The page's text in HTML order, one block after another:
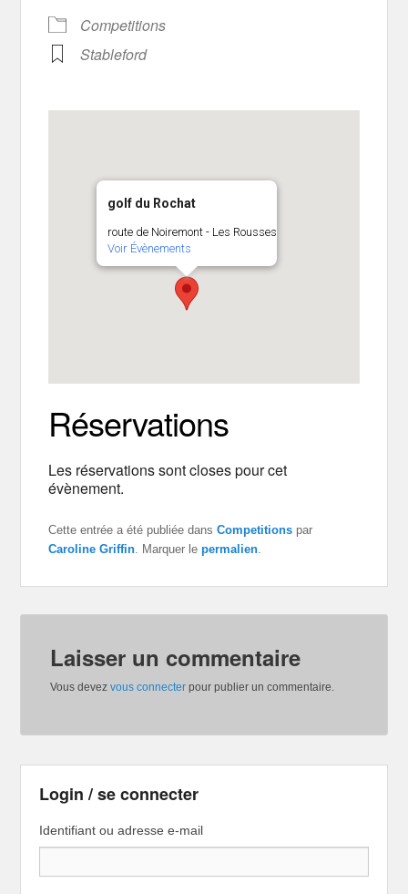
Competitions
Stableford
golf du Rochat
route de Noiremont - Les Rousses
Voir Évènements
Réservations
Les réservations sont closes pour cet
évènement.
Cette entrée a été publiée dansCompetitions par
Caroline Griffin. Marquer lepermalien.
Laisser un commentaire
Vous devezvous connecter pour publier un commentaire.
Login / se connecter
Identifiant ou adresse e-mail